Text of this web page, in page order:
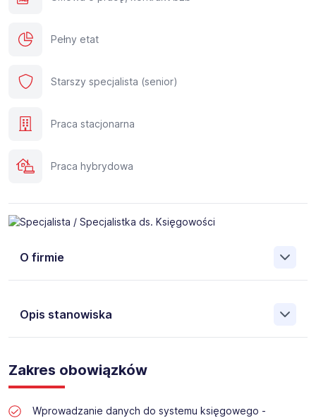
Pełny etat
Starszy specjalista (senior)
Praca stacjonarna
Praca hybrydowa
O firmie
Opis stanowiska
dziś to już ponad 200 pracowników, dwie lokalizacje
(Andrychów i Kraków) i kilka zespołów spedycyjnych,
które każdego dnia dowożą biznes.
Rośniemy dalej, dlatego szukamy nie tylko dobrego
Zakres obowiązków
Wprowadzanie danych do systemu księgowego -